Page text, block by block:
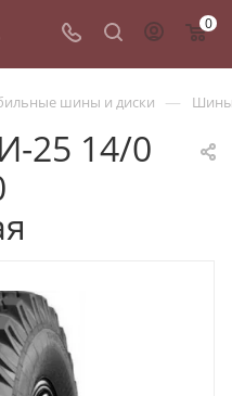
0
шины и диски — Шины
25 14/0